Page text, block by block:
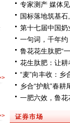
专家测产 媒体
国标落地筑基
第十七届中国
一句词，千年
鲁花花生肽肥“
花生肽肥：让
“麦”向丰收：乡
乡合“护航”春
一肥六效，鲁